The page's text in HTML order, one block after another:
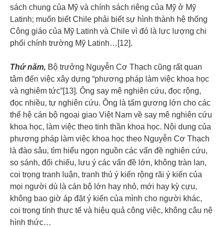
sách chung của Mỹ và chính sách riêng của Mỹ ở Mỹ
Latinh; muốn biết Chile phải biết sự hình thành hệ thống
Công giáo của Mỹ Latinh và Chile vì đó là lực lượng chi
phối chính trường Mỹ Latinh…[12].
Thứ năm, Bộ trưởng Nguyễn Cơ Thạch cũng rất quan
tâm đến việc xây dựng “phương pháp làm việc khoa học
và nghiêm tức”[13]. Ông say mê nghiên cứu, đọc rộng,
đọc nhiều, tự nghiên cứu. Ông là tấm gương lớn cho các
thế hệ cán bộ ngoại giao Việt Nam về say mê nghiên cứu
khoa học, làm việc theo tinh thần khoa học. Nội dung của
phương pháp làm việc khoa học theo Nguyễn Cơ Thạch
là đào sâu, tìm hiểu ngọn nguồn các vấn đề nghiên cứu,
so sánh, đối chiếu, lưu ý các vấn đề lớn, không tràn lan,
coi trọng tranh luận, tranh thủ ý kiến rộng rãi ý kiến của
mọi người dù là cán bộ lớn hay nhỏ, mới hay kỳ cựu,
không bao giờ áp đặt ý kiến của mình cho người khác,
coi trọng tính thực tế và hiệu quả công việc, không câu nệ
hình thức…